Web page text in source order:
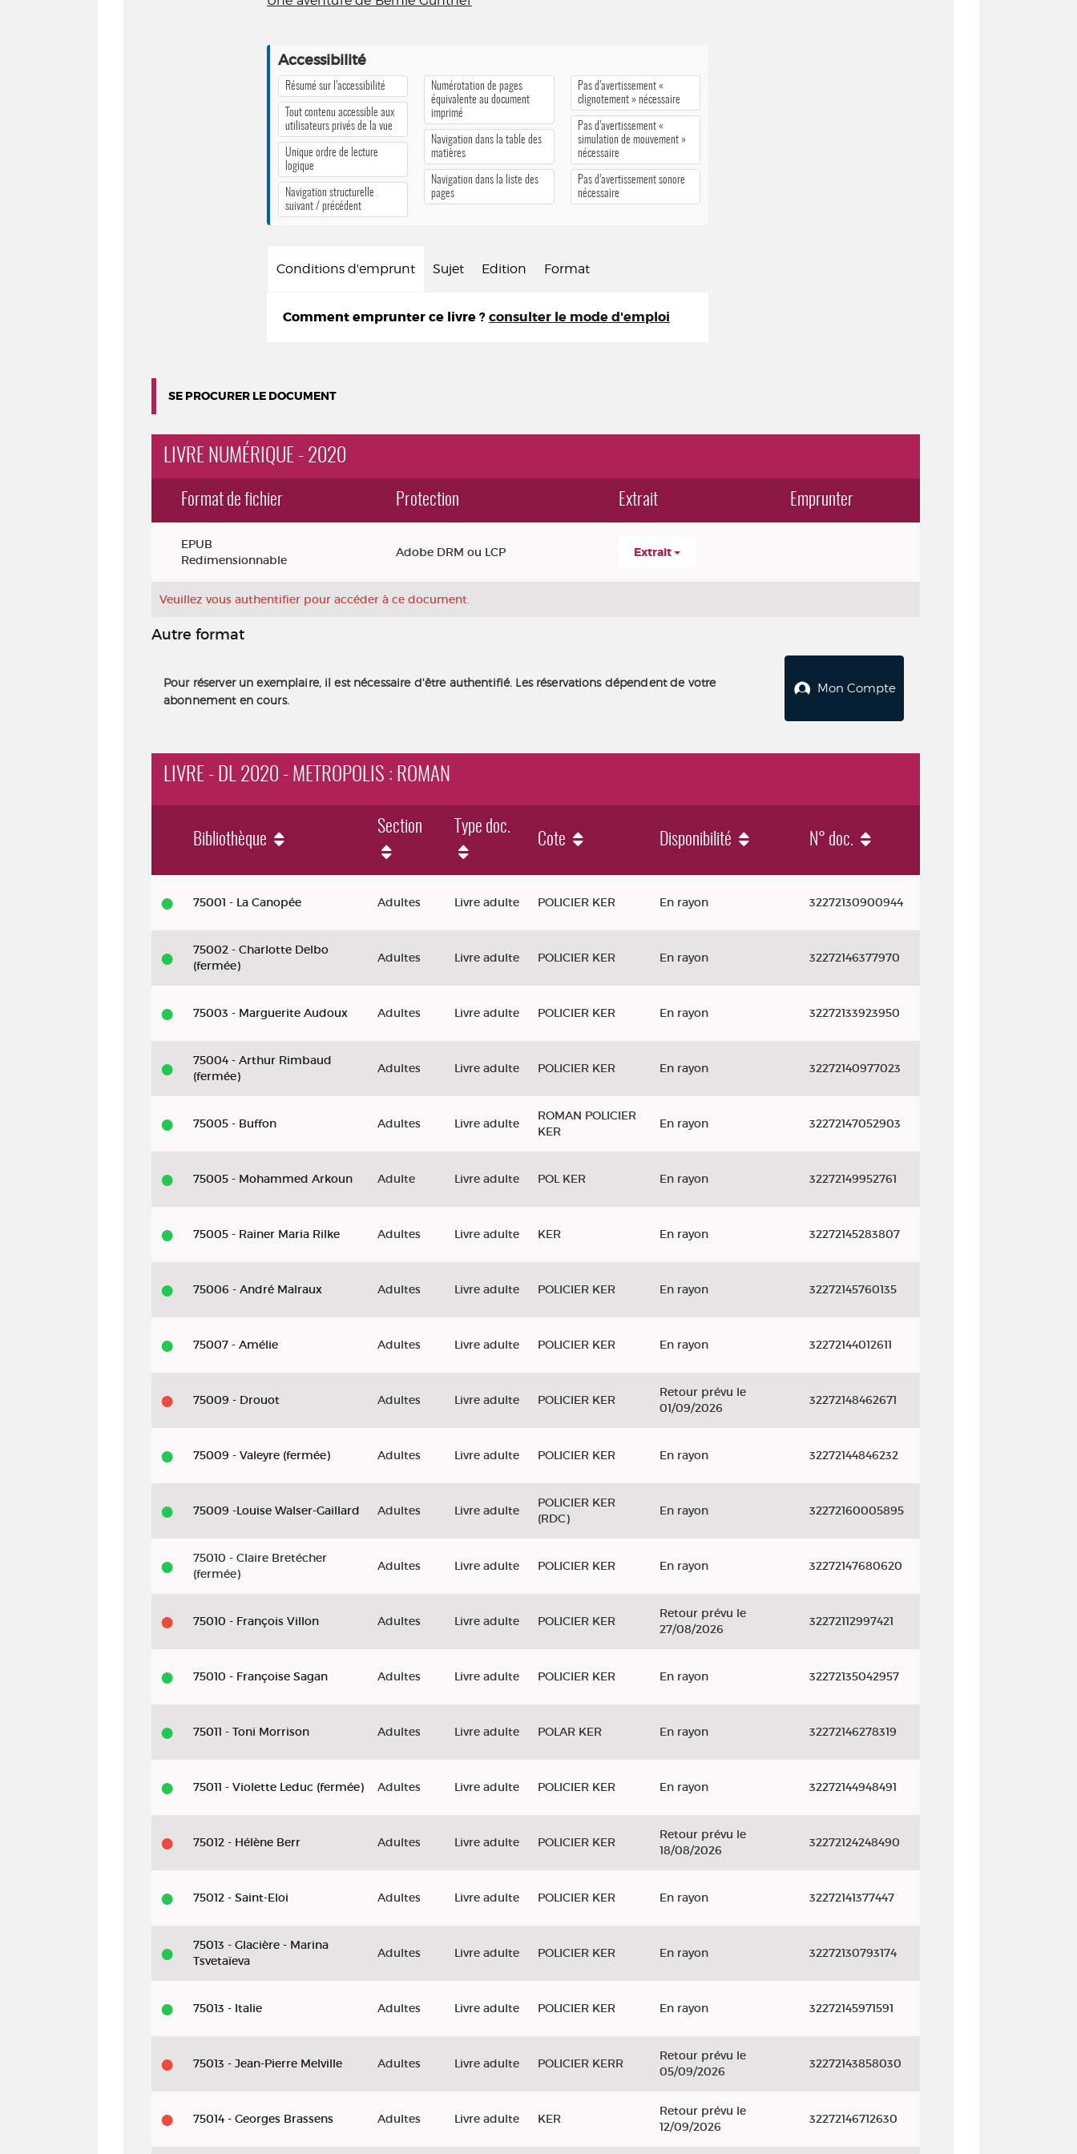
Accessibilité
Résumé sur l’accessibilité
Tout contenu accessible aux
utilisateurs privés de la vue
Unique ordre de lecture
logique
Navigation structurelle
suivant / précédent
Numérotation de pages
équivalente au document
imprimé
Navigation dans la table des
matières
Navigation dans la liste des
pages
Pas d’avertissement «
clignotement » nécessaire
Pas d’avertissement «
simulation de mouvement »
nécessaire
Pas d’avertissement sonore
nécessaire
Conditions d'emprunt Sujet Edition Format
Comment emprunter ce livre ? consulter le mode d'emploi
SE PROCURER LE DOCUMENT
LIVRE NUMÉRIQUE - 2020
Format de fichier Protection Extrait Emprunter
EPUB
Redimensionnable
Adobe DRM ou LCP Extrait
Veuillez vous authentifier pour accéder à ce document.
Autre format
Pour réserver un exemplaire, il est nécessaire d'être authentifié. Les réservations dépendent de votre
abonnement en cours.
Mon Compte
LIVRE - DL 2020 - METROPOLIS : ROMAN
Bibliothèque
Section Type doc.
Cote Disponibilité N° doc.
75001 - La Canopée Adultes Livre adulte POLICIER KER En rayon 32272130900944
75002 - Charlotte Delbo
(fermée)
Adultes Livre adulte POLICIER KER En rayon 32272146377970
75003 - Marguerite Audoux Adultes Livre adulte POLICIER KER En rayon 32272133923950
75004 - Arthur Rimbaud
(fermée)
Adultes Livre adulte POLICIER KER En rayon 32272140977023
75005 - Buffon Adultes Livre adulte
ROMAN POLICIER
KER
En rayon 32272147052903
75005 - Mohammed Arkoun Adulte Livre adulte POL KER En rayon 32272149952761
75005 - Rainer Maria Rilke Adultes Livre adulte KER En rayon 32272145283807
75006 - André Malraux Adultes Livre adulte POLICIER KER En rayon 32272145760135
75007 - Amélie Adultes Livre adulte POLICIER KER En rayon 32272144012611
75009 - Drouot Adultes Livre adulte POLICIER KER
Retour prévu le
01/09/2026
32272148462671
75009 - Valeyre (fermée) Adultes Livre adulte POLICIER KER En rayon 32272144846232
75009 -Louise Walser-Gaillard Adultes Livre adulte
POLICIER KER
(RDC)
En rayon 32272160005895
75010 - Claire Bretécher
(fermée)
Adultes Livre adulte POLICIER KER En rayon 32272147680620
75010 - François Villon Adultes Livre adulte POLICIER KER
Retour prévu le
27/08/2026
32272112997421
75010 - Françoise Sagan Adultes Livre adulte POLICIER KER En rayon 32272135042957
75011 - Toni Morrison Adultes Livre adulte POLAR KER En rayon 32272146278319
75011 - Violette Leduc (fermée) Adultes Livre adulte POLICIER KER En rayon 32272144948491
75012 - Hélène Berr Adultes Livre adulte POLICIER KER
Retour prévu le
18/08/2026
32272124248490
75012 - Saint-Eloi Adultes Livre adulte POLICIER KER En rayon 32272141377447
75013 - Glacière - Marina
Tsvetaïeva
Adultes Livre adulte POLICIER KER En rayon 32272130793174
75013 - Italie Adultes Livre adulte POLICIER KER En rayon 32272145971591
75013 - Jean-Pierre Melville Adultes Livre adulte POLICIER KERR
Retour prévu le
05/09/2026
32272143858030
75014 - Georges Brassens Adultes Livre adulte KER
Retour prévu le
12/09/2026
32272146712630